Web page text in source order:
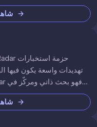
الدمج والويب المظلم عبر 560B+ سطر تسريب.
تهديدات واسعة يكون فيها
بيانات الاعتماد بنص صريح عبر 560B+ سطر تسريب.